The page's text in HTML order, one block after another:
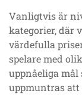
Vanligtvis är
kategorier, där
värdefulla
spelare med
uppnåeliga
uppmuntras att